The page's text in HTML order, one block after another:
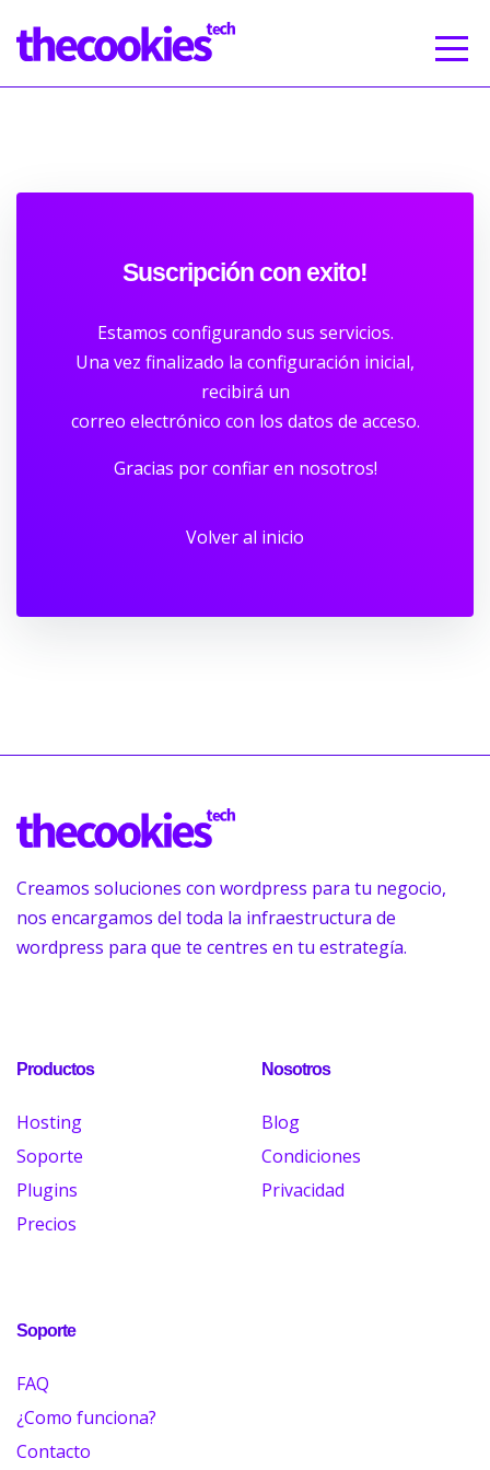
Suscripción con exito!
Estamos configurando sus servicios.
Una vez finalizado la configuración inicial,
recibirá un
correo electrónico con los datos de acceso.
Gracias por confiar en nosotros!
Volver al inicio
Creamos soluciones con wordpress para tu negocio,
nos encargamos del toda la infraestructura de
wordpress para que te centres en tu estrategía.
Productos
Hosting
Soporte
Plugins
Precios
Nosotros
Blog
Condiciones
Privacidad
Soporte
FAQ
¿Como funciona?
Contacto